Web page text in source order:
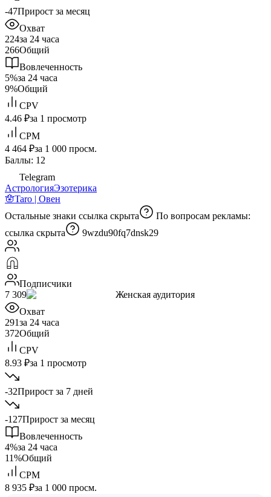
-47Прирост за месяц
Охват
224за 24 часа
266Общий
Вовлеченность
5%за 24 часа
9%Общий
CPV
4.46 ₽за 1 просмотр
CPM
4 464 ₽за 1 000 просм.
Баллы: 12
Telegram
АстрологияЭзотерика
🪬Taro | Овен
Остальные знаки ссылка скрыта
По вопросам рекламы:
ссылка скрыта
9wzdu90fq7dnsk29
Подписчики
7 309
Женская аудитория
Охват
291за 24 часа
372Общий
CPV
8.93 ₽за 1 просмотр
-32Прирост за 7 дней
-127Прирост за месяц
Вовлеченность
4%за 24 часа
11%Общий
CPM
8 935 ₽за 1 000 просм.